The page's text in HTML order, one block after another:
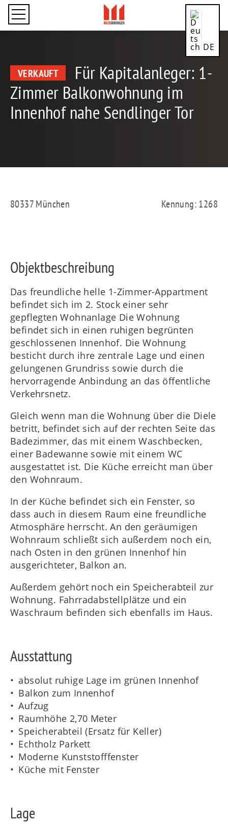
DE
ES
RU
VERKAUFT
Für Kapitalanleger: 1-
Zimmer Balkonwohnung im
Innenhof nahe Sendlinger Tor
80337 München Kennung: 1268
Objektbeschreibung
Das freundliche helle 1-Zimmer-Appartment
befindet sich im 2. Stock einer sehr
gepflegten Wohnanlage Die Wohnung
befindet sich in einen ruhigen begrünten
geschlossenen Innenhof. Die Wohnung
besticht durch ihre zentrale Lage und einen
gelungenen Grundriss sowie durch die
hervorragende Anbindung an das öffentliche
Verkehrsnetz.
Gleich wenn man die Wohnung über die Diele
betritt, befindet sich auf der rechten Seite das
Badezimmer, das mit einem Waschbecken,
einer Badewanne sowie mit einem WC
ausgestattet ist. Die Küche erreicht man über
den Wohnraum.
In der Küche befindet sich ein Fenster, so
dass auch in diesem Raum eine freundliche
Atmosphäre herrscht. An den geräumigen
Wohnraum schließt sich außerdem noch ein,
nach Osten in den grünen Innenhof hin
ausgerichteter, Balkon an.
Außerdem gehört noch ein Speicherabteil zur
Wohnung. Fahrradabstellplätze und ein
Waschraum befinden sich ebenfalls im Haus.
Ausstattung
absolut ruhige Lage im grünen Innenhof
Balkon zum Innenhof
Aufzug
Raumhöhe 2,70 Meter
Speicherabteil (Ersatz für Keller)
Echtholz Parkett
Moderne Kunststofffenster
Küche mit Fenster
Lage